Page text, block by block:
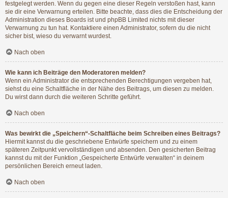
festgelegt werden. Wenn du gegen eine dieser Regeln verstoßen hast, kann
sie dir eine Verwarnung erteilen. Bitte beachte, dass dies die Entscheidung der
Administration dieses Boards ist und phpBB Limited nichts mit dieser
Verwarnung zu tun hat. Kontaktiere einen Administrator, sofern du die nicht
sicher bist, wieso du verwarnt wurdest.
Nach oben
Wie kann ich Beiträge den Moderatoren melden?
Wenn ein Administrator die entsprechenden Berechtigungen vergeben hat,
siehst du eine Schaltfläche in der Nähe des Beitrags, um diesen zu melden.
Du wirst dann durch die weiteren Schritte geführt.
Nach oben
Was bewirkt die „Speichern“-Schaltfläche beim Schreiben eines Beitrags?
Hiermit kannst du die geschriebene Entwürfe speichern und zu einem
späteren Zeitpunkt vervollständigen und absenden. Den gesicherten Beitrag
kannst du mit der Funktion „Gespeicherte Entwürfe verwalten“ in deinem
persönlichen Bereich erneut laden.
Nach oben